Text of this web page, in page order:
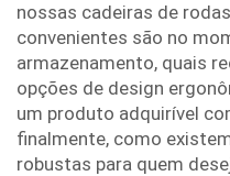
nossas cadeiras de
convenientes são no
armazenamento, quais
opções de design
um produto adquirível
finalmente, como
robustas para quem